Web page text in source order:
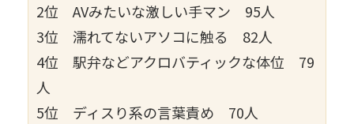
2位 AVみたいな激しい手マン 95人
3位 濡れてないアソコに触る 82人
4位 駅弁などアクロバティックな体位 79
人
5位 ディスり系の言葉責め 70人